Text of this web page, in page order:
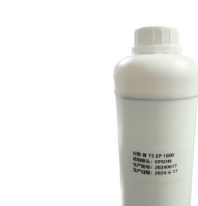
Serigrafía
Gran Formato
Equipos
Artículos Varios
Catálogos